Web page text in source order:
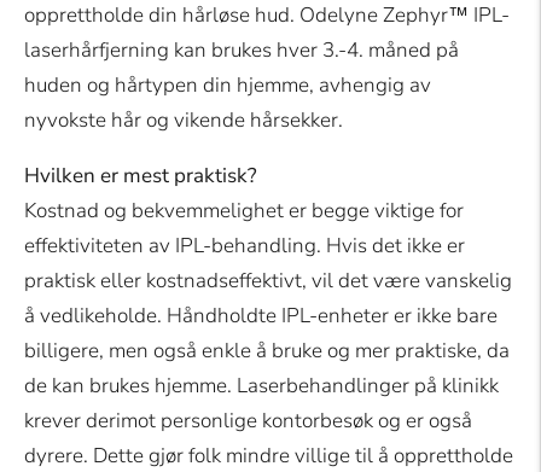
opprettholde din hårløse hud. Odelyne Zephyr™ IPL-
laserhårfjerning kan brukes hver 3.-4. måned på
huden og hårtypen din hjemme, avhengig av
nyvokste hår og vikende hårsekker.
Hvilken er mest praktisk?
Kostnad og bekvemmelighet er begge viktige for
effektiviteten av IPL-behandling. Hvis det ikke er
praktisk eller kostnadseffektivt, vil det være vanskelig
å vedlikeholde. Håndholdte IPL-enheter er ikke bare
billigere, men også enkle å bruke og mer praktiske, da
de kan brukes hjemme. Laserbehandlinger på klinikk
krever derimot personlige kontorbesøk og er også
dyrere. Dette gjør folk mindre villige til å opprettholde